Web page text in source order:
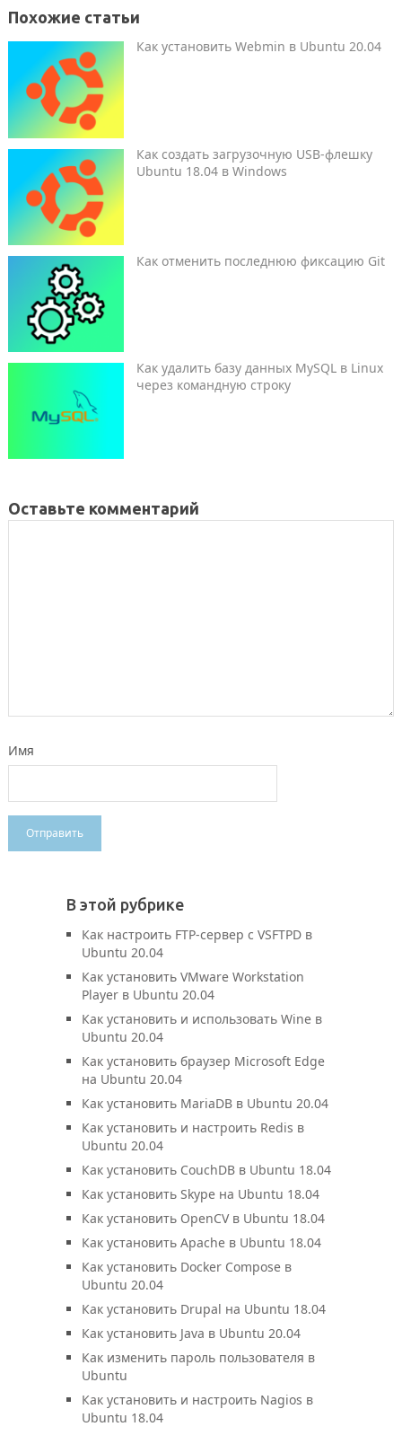
Похожие статьи
Как установить Webmin в Ubuntu 20.04
Как создать загрузочную USB-флешку
Ubuntu 18.04 в Windows
Как отменить последнюю фиксацию Git
Как удалить базу данных MySQL в Linux
через командную строку
Оставьте комментарий
Имя
В этой рубрике
Как настроить FTP-сервер с VSFTPD в
Ubuntu 20.04
Как установить VMware Workstation
Player в Ubuntu 20.04
Как установить и использовать Wine в
Ubuntu 20.04
Как установить браузер Microsoft Edge
на Ubuntu 20.04
Как установить MariaDB в Ubuntu 20.04
Как установить и настроить Redis в
Ubuntu 20.04
Как установить CouchDB в Ubuntu 18.04
Как установить Skype на Ubuntu 18.04
Как установить OpenCV в Ubuntu 18.04
Как установить Apache в Ubuntu 18.04
Как установить Docker Compose в
Ubuntu 20.04
Как установить Drupal на Ubuntu 18.04
Как установить Java в Ubuntu 20.04
Как изменить пароль пользователя в
Ubuntu
Как установить и настроить Nagios в
Ubuntu 18.04